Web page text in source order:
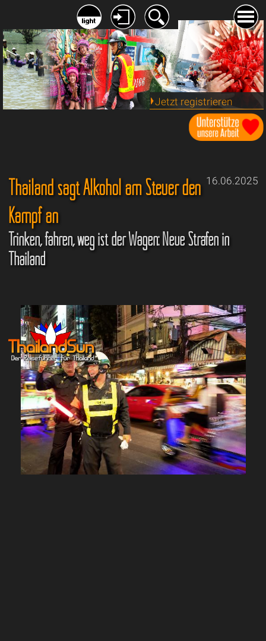
Jetzt registrieren
16.06.2025
Thailand sagt Alkohol am Steuer den
Kampf an
Trinken, fahren, weg ist der Wagen: Neue Strafen in
Thailand